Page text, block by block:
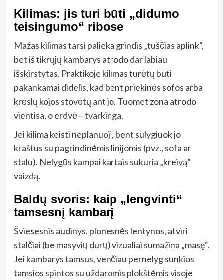
Kilimas: jis turi būti „didumo
teisingumo“ ribose
Mažas kilimas tarsi palieka grindis „tuščias aplink“,
bet iš tikrųjų kambarys atrodo dar labiau
išskirstytas. Praktikoje kilimas turėtų būti
pakankamai didelis, kad bent priekinės sofos arba
krėslų kojos stovėtų ant jo. Tuomet zona atrodo
vientisa, o erdvė – tvarkinga.
Jei kilimą keisti neplanuoji, bent sulygiuok jo
kraštus su pagrindinėmis linijomis (pvz., sofa ar
stalu). Nelygūs kampai kartais sukuria „kreivą“
vaizdą.
Baldų svoris: kaip „lengvinti“
tamsesnį kambarį
Šviesesnis audinys, plonesnės lentynos, atviri
stalčiai (be masyvių durų) vizualiai sumažina „masę“.
Jei kambarys tamsus, venčiau pernelyg sunkios
tamsios spintos su uždaromis plokštėmis visoje